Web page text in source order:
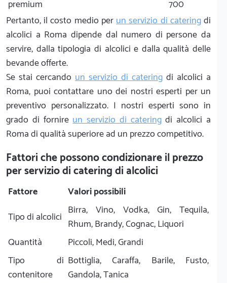
premium
700
Pertanto, il costo medio perun servizio di cateringdi
alcolici a Roma dipende dal numero di persone da
servire, dalla tipologia di alcolici e dalla qualità delle
bevande offerte.
Se stai cercando un servizio di catering di alcolici a
Roma, puoi contattare uno dei nostri esperti per un
preventivo personalizzato. I nostri esperti sono in
grado di fornireun servizio di cateringdi alcolici a
Roma di qualità superiore ad un prezzo competitivo.
Fattori che possono condizionare il prezzo
per servizio di catering di alcolici
Fattore
Valori possibili
Tipo di alcolici Birra, Vino, Vodka, Gin, Tequila,
Rhum, Brandy, Cognac, Liquori
Quantità
Piccoli, Medi, Grandi
Tipo di
contenitore
Bottiglia, Caraffa, Barile, Fusto,
Gandola, Tanica